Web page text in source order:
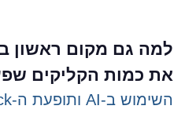
למה גם מקום ראשון
את כמות הקליקים